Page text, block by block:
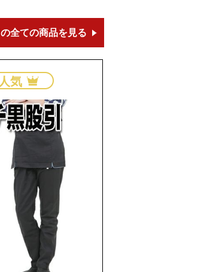
全ての商品を見る
気